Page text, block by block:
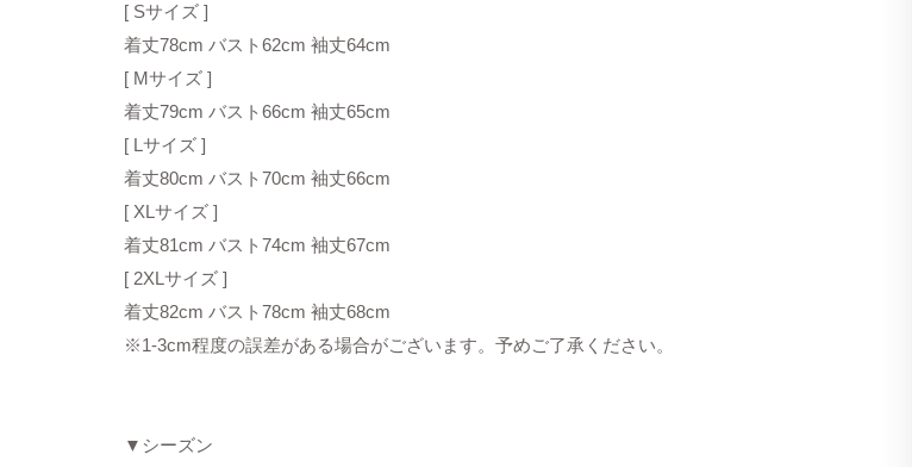
[ Sサイズ ]
着丈78cm バスト62cm 袖丈64cm
[ Mサイズ ]
着丈79cm バスト66cm 袖丈65cm
[ Lサイズ ]
着丈80cm バスト70cm 袖丈66cm
[ XLサイズ ]
着丈81cm バスト74cm 袖丈67cm
[ 2XLサイズ ]
着丈82cm バスト78cm 袖丈68cm
※1-3cm程度の誤差がある場合がございます。予めご了承ください。
▼シーズン